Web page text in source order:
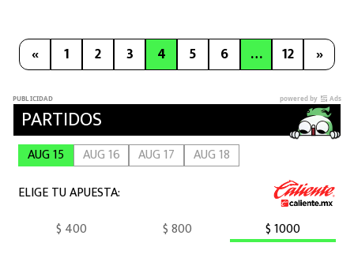
« 1 2 3 4 5 6 … 12 »